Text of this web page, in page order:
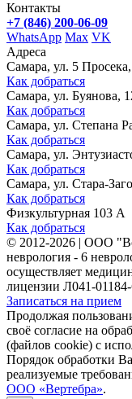
Контакты
+7 (846) 200-06-09
WhatsApp Max VK
Адреса
Самара, ул. 5
Как добраться
Самара, ул. Буянова,
Как добраться
Самара, ул. Степана
Как добраться
Самара, ул.
Как добраться
Самара, ул. Стара-
Как добраться
Физкультурная 103 А
Как добраться
© 2012-2026 | ООО
неврология - 6
осуществляет
лицензии Л041-
Записаться на прием
Продолжая
своё согласие на
(файлов cookie) с
Порядок обработки
реализуемые
ООО «Вертебра».